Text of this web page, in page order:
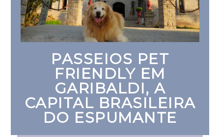
PASSEIOS PET
FRIENDLY EM
GARIBALDI, A
CAPITAL BRASILEIRA
DO ESPUMANTE